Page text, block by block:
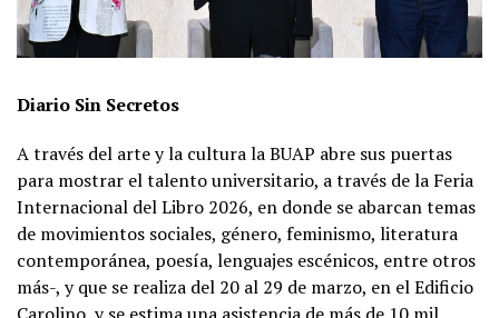
Diario Sin Secretos
A través del arte y la cultura la BUAP abre sus puertas
para mostrar el talento universitario, a través de la Feria
Internacional del Libro 2026, en donde se abarcan temas
de movimientos sociales, género, feminismo, literatura
contemporánea, poesía, lenguajes escénicos, entre otros
más-, y que se realiza del 20 al 29 de marzo, en el Edificio